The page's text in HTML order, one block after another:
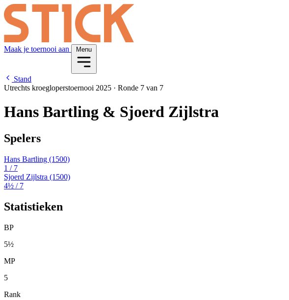
Maak je toernooi aan Menu
Stand
Utrechts kroegloperstoernooi 2025 · Ronde 7 van 7
Hans Bartling & Sjoerd Zijlstra
Spelers
Hans Bartling (1500)
1 / 7
Sjoerd Zijlstra (1500)
4½ / 7
Statistieken
BP
5½
MP
5
Rank